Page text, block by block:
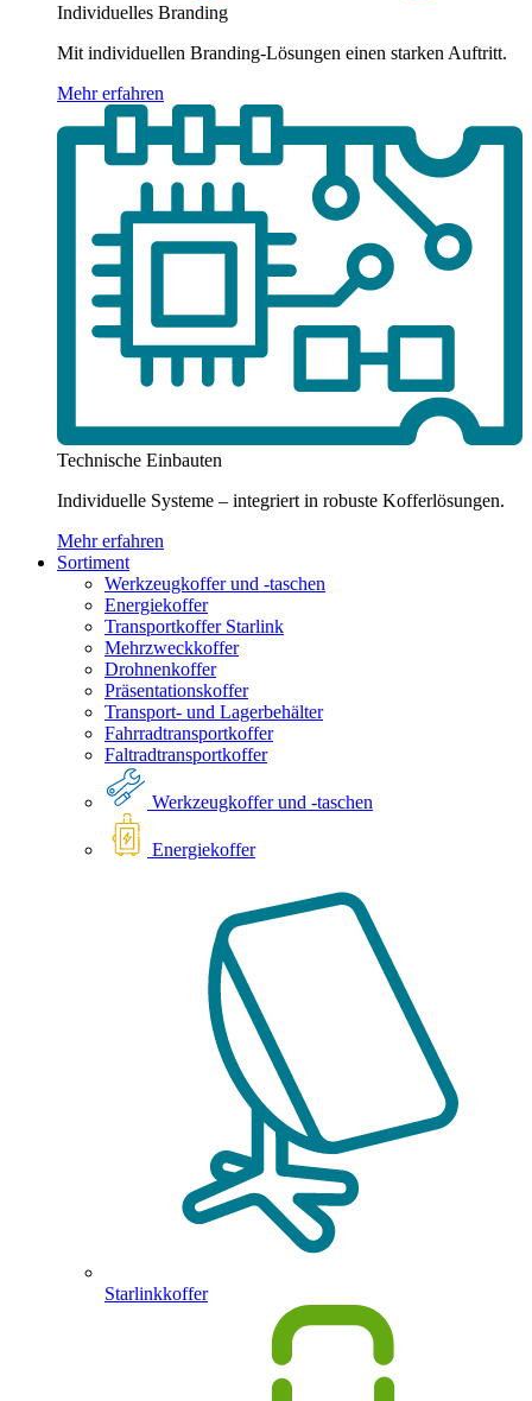
Individuelles Branding
Mit individuellen Branding-Lösungen einen starken Auftritt.
Mehr erfahren
Technische Einbauten
Individuelle Systeme – integriert in robuste Kofferlösungen.
Mehr erfahren
Sortiment
Werkzeugkoffer und -taschen
Energiekoffer
Transportkoffer Starlink
Mehrzweckkoffer
Drohnenkoffer
Präsentationskoffer
Transport- und Lagerbehälter
Fahrradtransportkoffer
Faltradtransportkoffer
Werkzeugkoffer und -taschen
Energiekoffer
Starlinkkoffer